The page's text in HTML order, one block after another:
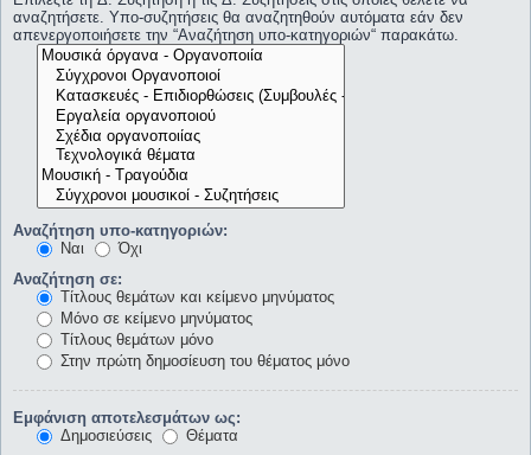
αναζητήσετε. Υπο-συζητήσεις θα αναζητηθούν αυτόματα εάν δεν
απενεργοποιήσετε την “Αναζήτηση υπο-κατηγοριών“ παρακάτω.
Αναζήτηση υπο-κατηγοριών:
Ναι
Όχι
Αναζήτηση σε:
Τίτλους θεμάτων και κείμενο μηνύματος
Μόνο σε κείμενο μηνύματος
Τίτλους θεμάτων μόνο
Στην πρώτη δημοσίευση του θέματος μόνο
Εμφάνιση αποτελεσμάτων ως:
Δημοσιεύσεις
Θέματα